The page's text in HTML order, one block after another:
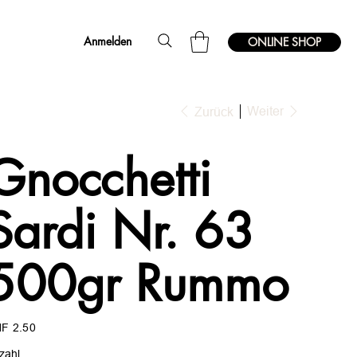
Anmelden ONLINE SHOP
Zurück Weiter
Nr. 63
Rummo
2.50